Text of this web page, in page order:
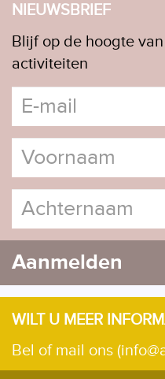
NIEUWSBRIEF
Blijf op de hoogte
activiteiten
Aanmelden
WILT U MEER
Bel of mail ons